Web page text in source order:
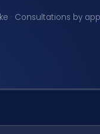
· Consultations by